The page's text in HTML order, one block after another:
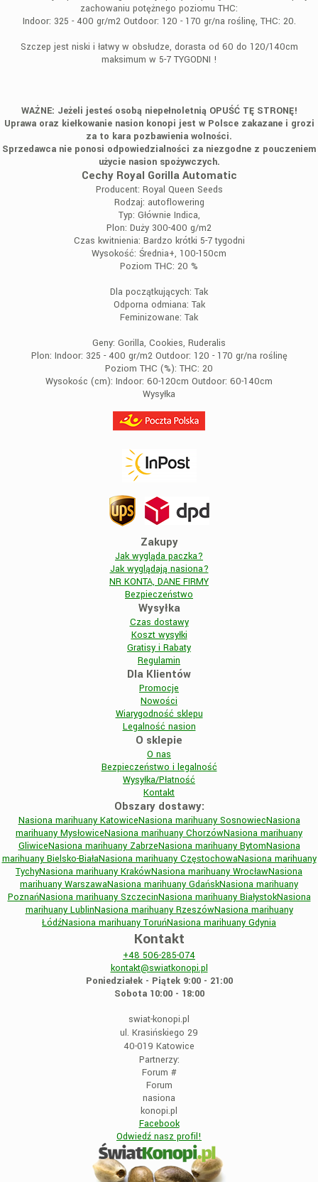
zachowaniu potężnego poziomu THC:
Indoor: 325 - 400 gr/m2 Outdoor: 120 - 170 gr/na roślinę, THC: 20.
Szczep jest niski i łatwy w obsłudze, dorasta od 60 do 120/140cm
maksimum w 5-7 TYGODNI !
WAŻNE: Jeżeli jesteś osobą niepełnoletnią OPUŚĆ TĘ STRONĘ!
Uprawa oraz kiełkowanie nasion konopi jest w Polsce zakazane i grozi
za to kara pozbawienia wolności.
Sprzedawca nie ponosi odpowiedzialności za niezgodne z pouczeniem
użycie nasion spożywczych.
Cechy Royal Gorilla Automatic
Producent: Royal Queen Seeds
Rodzaj: autoflowering
Typ: Głównie Indica,
Plon: Duży 300-400 g/m2
Czas kwitnienia: Bardzo krótki 5-7 tygodni
Wysokość: Średnia+, 100-150cm
Poziom THC: 20 %
Dla początkujących: Tak
Odporna odmiana: Tak
Feminizowane: Tak
Geny: Gorilla, Cookies, Ruderalis
Plon: Indoor: 325 - 400 gr/m2 Outdoor: 120 - 170 gr/na roślinę
Poziom THC (%): THC: 20
Wysokośc (cm): Indoor: 60-120cm Outdoor: 60-140cm
Wysyłka
Zakupy
Jak wygląda paczka?
Jak wyglądają nasiona?
NR KONTA, DANE FIRMY
Bezpieczeństwo
Wysyłka
Czas dostawy
Koszt wysyłki
Gratisy i Rabaty
Regulamin
Dla Klientów
Promocje
Nowości
Wiarygodność sklepu
Legalność nasion
O sklepie
O nas
Bezpieczeństwo i legalność
Wysyłka/Płatność
Kontakt
Obszary dostawy:
Nasiona marihuany KatowiceNasiona marihuany SosnowiecNasiona
marihuany MysłowiceNasiona marihuany ChorzówNasiona marihuany
GliwiceNasiona marihuany ZabrzeNasiona marihuany BytomNasiona
marihuany Bielsko-BiałaNasiona marihuany CzęstochowaNasiona marihuany
TychyNasiona marihuany KrakówNasiona marihuany WrocławNasiona
marihuany WarszawaNasiona marihuany GdańskNasiona marihuany
PoznańNasiona marihuany SzczecinNasiona marihuany BiałystokNasiona
marihuany LublinNasiona marihuany RzeszówNasiona marihuany
ŁódźNasiona marihuany ToruńNasiona marihuany Gdynia
Kontakt
+48 506-285-074
kontakt@swiatkonopi.pl
Poniedziałek - Piątek 9:00 - 21:00
Sobota 10:00 - 18:00
swiat-konopi.pl
ul. Krasińskiego 29
40-019 Katowice
Partnerzy:
Forum #
Forum
nasiona
konopi.pl
Facebook
Odwiedź nasz profil!